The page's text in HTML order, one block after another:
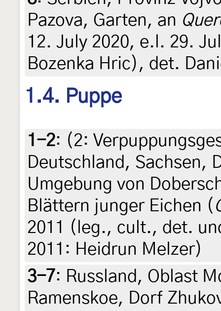
Pazova, Garten, an
12. July 2020, e.l. 29.
Bozenka Hric), det.
1.4. Puppe
1-2: (2:
Deutschland, Sachsen,
Umgebung von
Blättern junger Eichen (
2011 (leg., cult., det.
2011: Heidrun Melzer)
3-7: Russland, Oblast
Ramenskoe, Dorf